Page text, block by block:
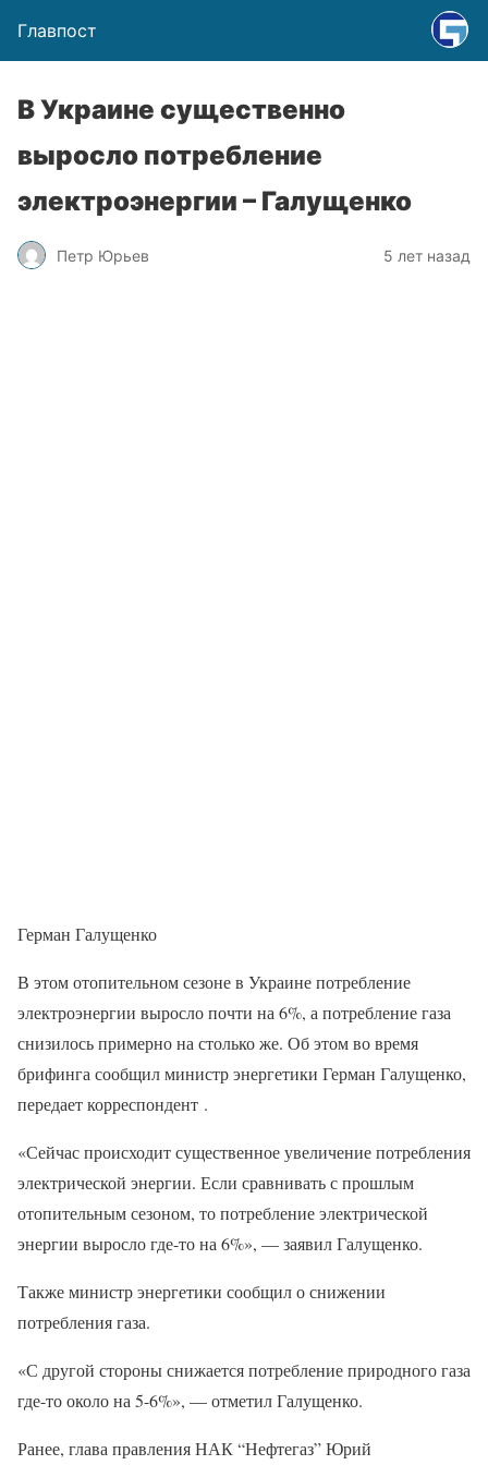
Главпост
В Украине существенно
выросло потребление
электроэнергии – Галущенко
Петр Юрьев 5 лет назад
Герман Галущенко
В этом отопительном сезоне в Украине потребление
электроэнергии выросло почти на 6%, а потребление газа
снизилось примерно на столько же. Об этом во время
брифинга сообщил министр энергетики Герман Галущенко,
передает корреспондент .
«Сейчас происходит существенное увеличение потребления
электрической энергии. Если сравнивать с прошлым
отопительным сезоном, то потребление электрической
энергии выросло где-то на 6%», — заявил Галущенко.
Также министр энергетики сообщил о снижении
потребления газа.
«С другой стороны снижается потребление природного газа
где-то около на 5-6%», — отметил Галущенко.
Ранее, глава правления НАК “Нефтегаз” Юрий